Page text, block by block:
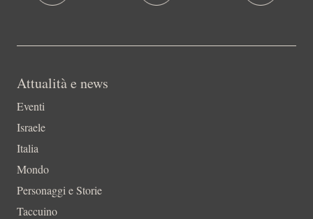
Attualità e news
Eventi
Israele
Italia
Mondo
Personaggi e Storie
Taccuino